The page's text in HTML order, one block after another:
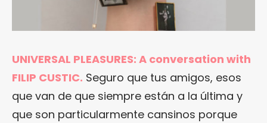
UNIVERSAL PLEASURES: A conversation with
FILIP CUSTIC. Seguro que tus amigos, esos
que van de que siempre están a la última y
que son particularmente cansinos porque